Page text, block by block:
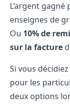
L’argent
enseignes de
Ou 10% de
sur la facture
Si vous
pour les
deux options